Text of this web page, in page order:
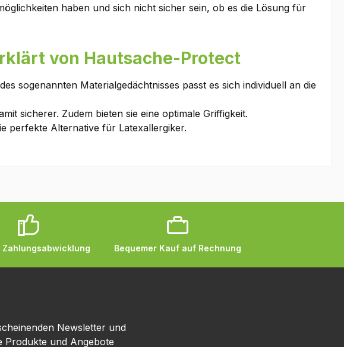
haben und sich nicht sicher sein, ob es die Lösung für
von Hautsache-Protect
sogenannten Materialgedächtnisses passt es sich individuell an die
sicherer. Zudem bieten sie eine optimale Griffigkeit.
perfekte Alternative für Latexallergiker.
Bequemer Kauf auf Rechnung
Newsletter und
Produkte und Angebote